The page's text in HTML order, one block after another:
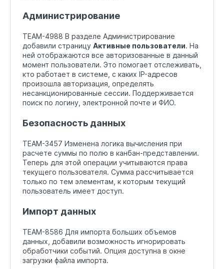
Администрирование
TEAM-4988 В разделе Администрирование
добавили страницу Активные пользователи. На
ней отображаются все авторизованные в данный
момент пользователи. Это помогает отслеживать,
кто работает в системе, с каких IP-адресов
произошла авторизация, определять
несанкционированные сессии. Поддерживается
поиск по логину, электронной почте и ФИО.
Безопасность данных
TEAM-3457 Изменена логика вычисления при
расчете суммы по полю в канбан-представлении.
Теперь для этой операции учитываются права
текущего пользователя. Сумма рассчитывается
только по тем элементам, к которым текущий
пользователь имеет доступ.
Импорт данных
TEAM-8586 Для импорта больших объемов
данных, добавили возможность игнорировать
обработчики событий. Опция доступна в окне
загрузки файла импорта.